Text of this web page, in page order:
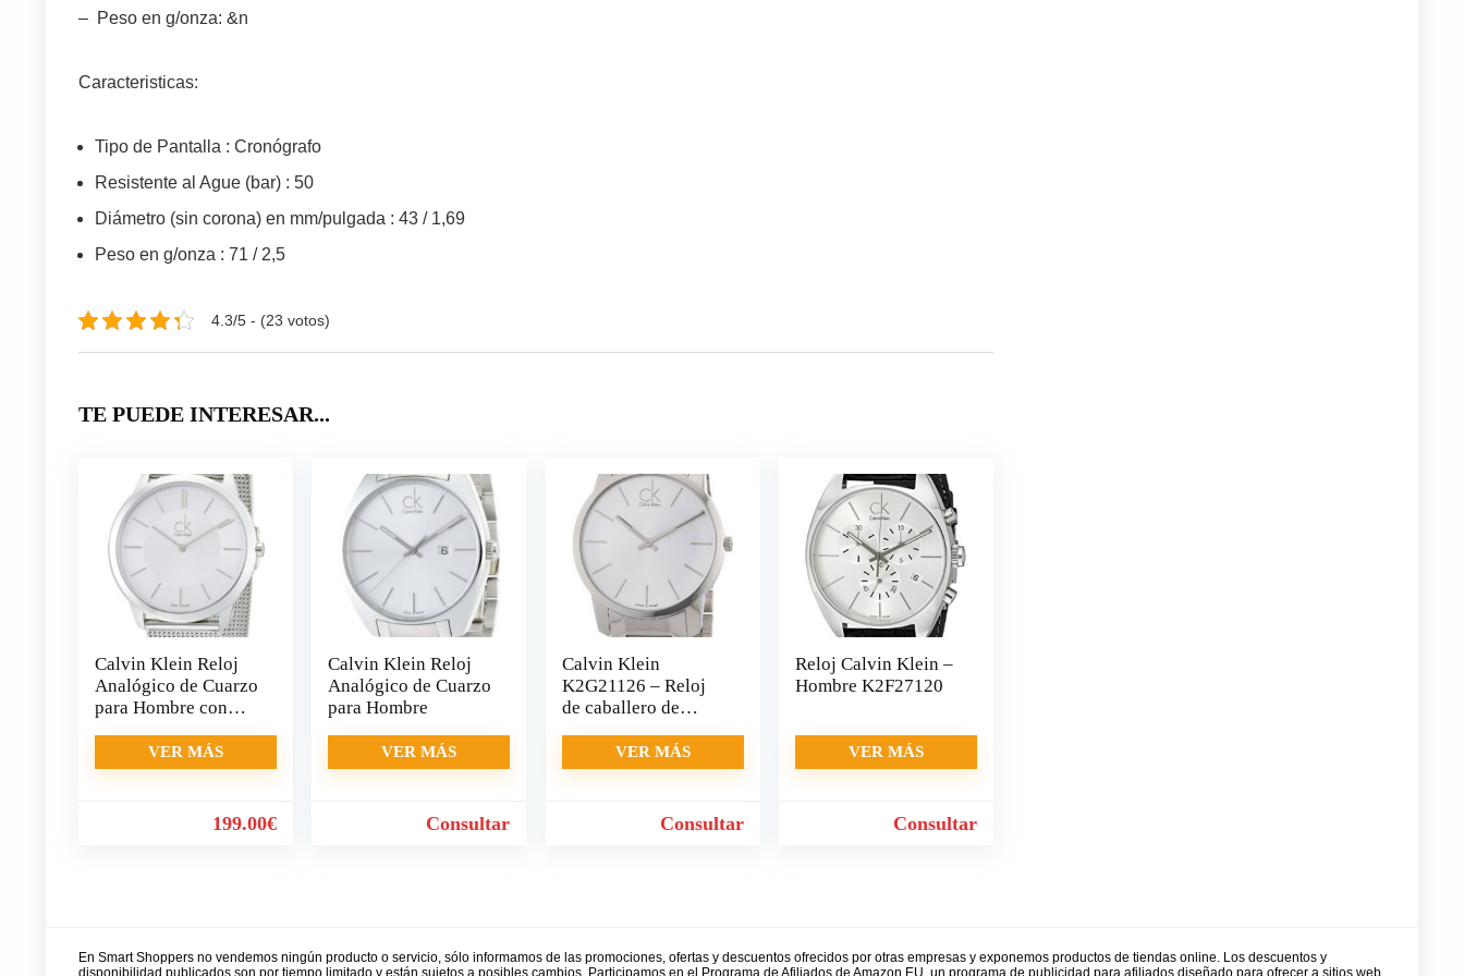
– Peso en g/onza: &n
Caracteristicas:
Tipo de Pantalla : Cronógrafo
Resistente al Ague (bar) : 50
Diámetro (sin corona) en mm/pulgada : 43 / 1,69
Peso en g/onza : 71 / 2,5
4.3/5 - (23 votos)
TE PUEDE INTERESAR...
Calvin Klein Reloj
Analógico de Cuarzo
para Hombre con
VER MÁS
199.00€
Calvin Klein Reloj
Analógico de Cuarzo
para Hombre
VER MÁS
Consultar
Calvin Klein
K2G21126 – Reloj
de caballero de
VER MÁS
Consultar
Reloj Calvin Klein –
Hombre K2F27120
VER MÁS
Consultar
En Smart Shoppers no vendemos ningún producto o servicio, sólo informamos de las promociones, ofertas y descuentos ofrecidos por otras empresas y exponemos productos de tiendas online. Los descuentos y
disponibilidad publicados son por tiempo limitado y están sujetos a posibles cambios. Participamos en el Programa de Afiliados de Amazon EU, un programa de publicidad para afiliados diseñado para ofrecer a sitios web